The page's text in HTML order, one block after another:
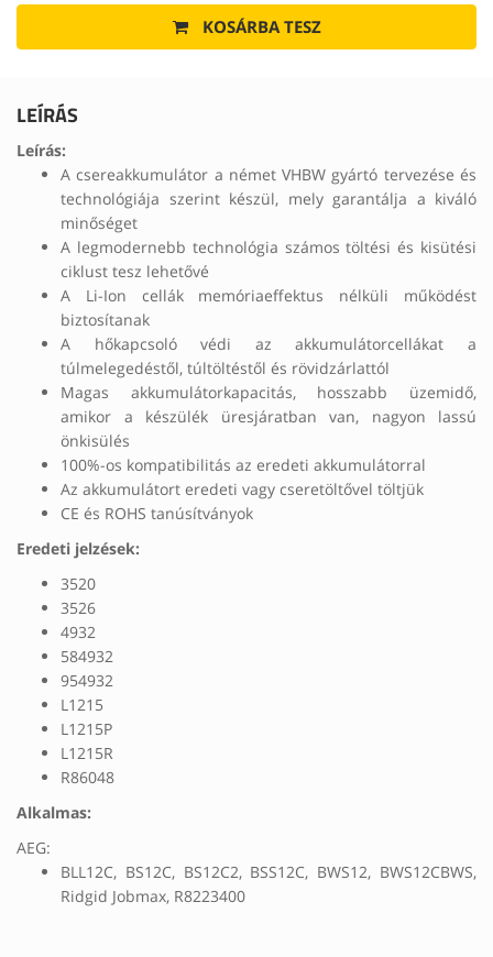
KOSÁRBA TESZ
LEÍRÁS
Leírás:
A csereakkumulátor a német VHBW gyártó tervezése és
technológiája szerint készül, mely garantálja a kiváló
minőséget
A legmodernebb technológia számos töltési és kisütési
ciklust tesz lehetővé
A Li-Ion cellák memóriaeffektus nélküli működést
biztosítanak
A hőkapcsoló védi az akkumulátorcellákat a
túlmelegedéstől, túltöltéstől és rövidzárlattól
Magas akkumulátorkapacitás, hosszabb üzemidő,
amikor a készülék üresjáratban van, nagyon lassú
önkisülés
100%-os kompatibilitás az eredeti akkumulátorral
Az akkumulátort eredeti vagy cseretöltővel töltjük
CE és ROHS tanúsítványok
Eredeti jelzések:
3520
3526
4932
584932
954932
L1215
L1215P
L1215R
R86048
Alkalmas:
AEG:
BLL12C, BS12C, BS12C2, BSS12C, BWS12, BWS12CBWS,
Ridgid Jobmax, R8223400